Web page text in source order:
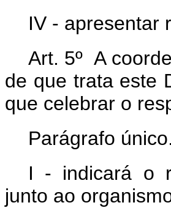
IV - apresentar
Art. 5º A
de que trata este
que celebrar o
Parágrafo
I - indicará o
junto ao